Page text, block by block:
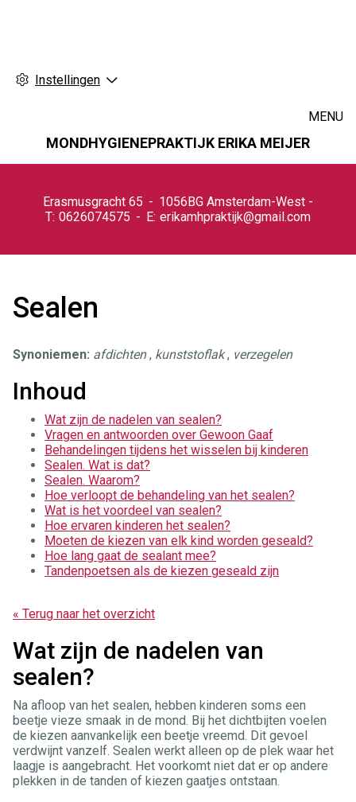
Instellingen
MONDHYGIENEPRAKTIJK ERIKA MEIJER
Hoofdmenu
MENU
Erasmusgracht65 1056BG Amsterdam-West
0626074575
erikamhpraktijk@gmail.com
Sealen
Synoniemen: afdichten, kunststoflak, verzegelen
Inhoud
Wat zijn de nadelen van sealen?
Vragen en antwoorden over Gewoon Gaaf
Behandelingen tijdens het wisselen bij kinderen
Sealen. Wat is dat?
Sealen. Waarom?
Hoe verloopt de behandeling van het sealen?
Wat is het voordeel van sealen?
Hoe ervaren kinderen het sealen?
Moeten de kiezen van elk kind worden geseald?
Hoe lang gaat de sealant mee?
Tandenpoetsen als de kiezen geseald zijn
« Terug naar het overzicht
Wat zijn de nadelen van
sealen?
Na afloop van het sealen, hebben kinderen soms een
beetje vieze smaak in de mond. Bij het dichtbijten voelen
de kiezen aanvankelijk een beetje vreemd. Dit gevoel
verdwijnt vanzelf. Sealen werkt alleen op de plek waar het
laagje is aangebracht. Het voorkomt niet dat er op andere
plekken in de tanden of kiezen gaatjes ontstaan.